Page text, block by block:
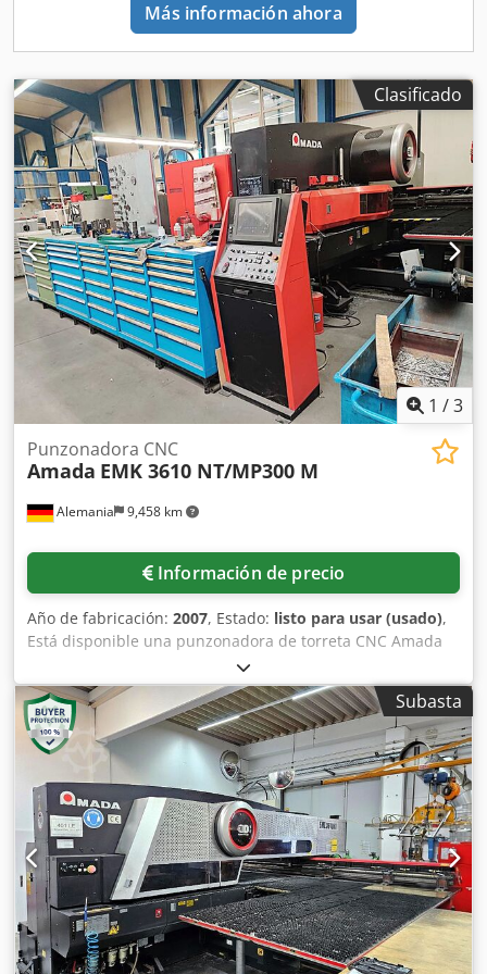
Más información ahora
Clasificado
1 /3
Alemania 9,458 km
Punzonadora CNC
Amada EMK 3610 NT/MP300 M
Información de precio
Año de fabricación: 2007, Estado: listo para usar (usado),
Está disponible una punzonadora de torreta CNC Amada
para chapas de formato medio que incluye una unidad de
carga MP300 M, una rectificadora Wilson X-Sharp y
numerosas herramientas de punzonado estándar y
especiales. 1) Punzonadora de torreta CNC Amada, año de
fabricación: 2007, fuerza de punzonado: 300kN, máx.
Dimensiones de la chapa X/Y: 3000mm/1500mm, máx.
Espesor de la chapa: 6,35 mm, velocidad de carrera: 600
carreras/min, velocidad de posicionamiento simultáneo:
128 m/min, repetibilidad: +/-0,1 mm, dimensiones de la
máquina X/Y/Z: aprox. 5100 mm/3200 mm/2300 mm, peso:
aprox. 18000 kilos. 2) Sistema automático de carga y
descarga de chapas Amada MP 300 M, máx. Dimensiones
de la chapa X/Y: 3000 mm/1500 mm, mín. Dimensiones de
la hoja X/Y: 1000 mm/300 mm, rango de espesor de la hoja:
Subasta